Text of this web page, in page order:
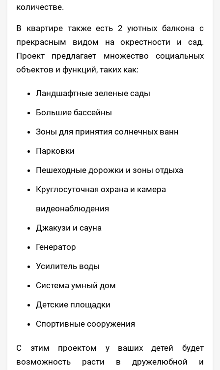
количестве.
В квартире также есть 2 уютных балкона с
прекрасным видом на окрестности и сад.
Проект предлагает множество социальных
объектов и функций, таких как:
Ландшафтные зеленые сады
Большие бассейны
Зоны для принятия солнечных ванн
Парковки
Пешеходные дорожки и зоны отдыха
Круглосуточная охрана и камера
видеонаблюдения
Джакузи и сауна
Генератор
Усилитель воды
Система умный дом
Детские площадки
Спортивные сооружения
С этим проектом у ваших детей будет
возможность расти в дружелюбной и